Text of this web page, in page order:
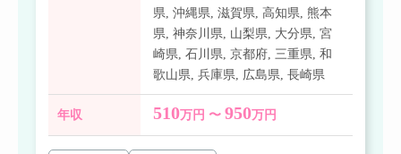
県,沖縄県,滋賀県, 高知県,熊本
県,神奈川県, 山梨県, 大分県,宮
崎県,石川県,京都府,三重県,和
歌山県,兵庫県, 広島県,長崎県
年収 510万円 〜950万円